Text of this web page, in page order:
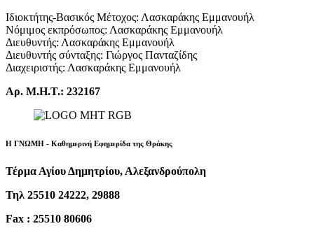
Ιδιοκτήτης-Βασικός Μέτοχος: Λασκαράκης Εμμανουήλ
Νόμιμος εκπρόσωπος: Λασκαράκης Εμμανουήλ
Διευθυντής: Λασκαράκης Εμμανουήλ
Διευθυντής σύνταξης: Γιώργος Πανταζίδης
Διαχειριστής: Λασκαράκης Εμμανουήλ
Αρ. Μ.Η.Τ.: 232167
Η ΓΝΩΜΗ - Καθημερινή Εφημερίδα της Θράκης
Τέρμα Αγίου Δημητρίου, Αλεξανδρούπολη
Τηλ 25510 24222, 29888
Fax : 25510 80606